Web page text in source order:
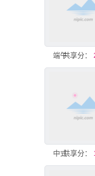
端午美食盛宴多彩节庆氛围
共享分：
中式茶点配茶节庆场景
共享分：